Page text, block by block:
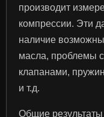
производит
компрессии. Эти
наличие
масла, проблемы
клапанами,
и т.д.
Общие